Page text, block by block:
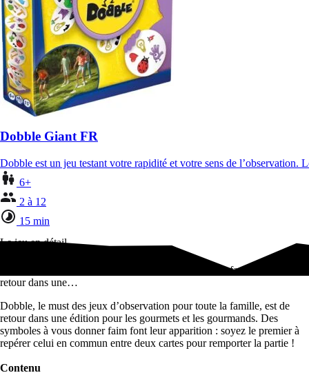
Dobble Giant FR
Dobble est un jeu testant votre rapidité et votre sens de l’observation.
6+
2 à 12
15 min
Le jeu en détail
Dobble, le must des jeux d’observation pour toute la famille, est de
retour dans une…
Dobble, le must des jeux d’observation pour toute la famille, est de
retour dans une édition pour les gourmets et les gourmands. Des
symboles à vous donner faim font leur apparition : soyez le premier à
repérer celui en commun entre deux cartes pour remporter la partie !
Contenu